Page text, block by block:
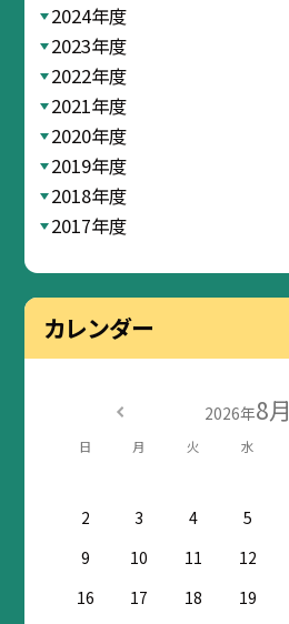
2024年度
2023年度
2022年度
2021年度
2020年度
2019年度
2018年度
2017年度
カレンダー
2026年8月
日 月 火 水
2
3 4 5
9
10 11 12
16
17 18 19